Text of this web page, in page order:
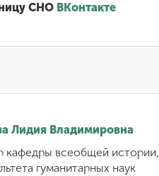
СНО ВКонтакте
Лидия Владимировна
кафедры всеобщей
гуманитарных наук